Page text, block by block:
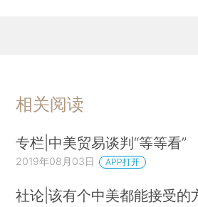
相关阅读
专栏|中美贸易谈判“等等看”
2019年08月03日 APP打开
社论|该有个中美都能接受的